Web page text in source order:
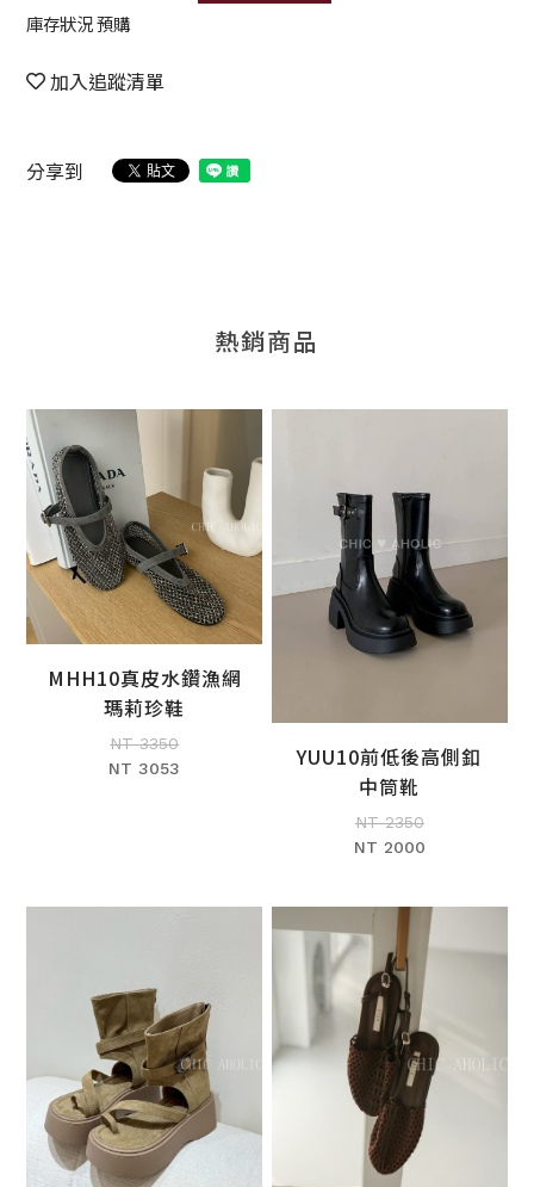
庫存狀況 預購
加入追蹤清單
分享到
熱銷商品
加入購物車
MHH10真皮水鑽漁網
瑪莉珍鞋
NT 3350
NT 3053
加入購物車
YUU10前低後高側釦
中筒靴
NT 2350
NT 2000